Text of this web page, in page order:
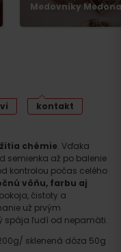
Medovníky Medona
kontakt
chémie. Vďaka
semienka až po balenie
kontrolou počas celého
vôňu, farbu aj
čistoty a
už prvým
spája ľudí od nepamäti.
sklenená dóza 50g